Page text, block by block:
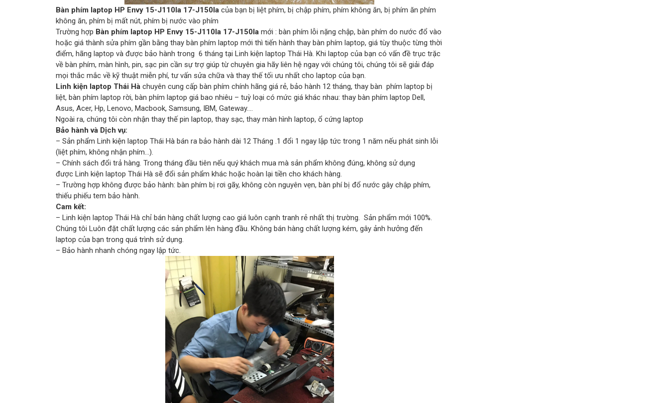
Bàn phím laptop HP Envy 15-J110la 17-J150la của bạn bị liệt phím, bị chập phím, phím không ăn, bị phím ăn phím
không ăn, phím bị mất nút, phím bị nước vào phím
Trường hợp Bàn phím laptop HP Envy 15-J110la 17-J150la mới : bàn phím lỗi nặng chập, bàn phím do nước đổ vào
hoặc giá thành sửa phím gần bằng thay bàn phím laptop mới thì tiến hành thay bàn phím laptop, giá tùy thuộc từng thời
điểm, hãng laptop và được bảo hành trong 6 tháng tại Linh kiện laptop Thái Hà. Khi laptop của bạn có vấn đề trục trặc
về bàn phím, màn hình, pin, sạc pin cần sự trợ giúp từ chuyên gia hãy liên hệ ngay với chúng tôi, chúng tôi sẽ giải đáp
mọi thắc mắc về kỹ thuật miễn phí, tư vấn sửa chữa và thay thế tối ưu nhất cho laptop của bạn.
Linh kiện laptop Thái Hà chuyên cung cấp bàn phím chính hãng giá rẻ, bảo hành 12 tháng, thay bàn phím laptop bị
liệt, bàn phím laptop rời, bàn phím laptop giá bao nhiêu – tuỳ loại có mức giá khác nhau: thay bàn phím laptop Dell,
Asus, Acer, Hp, Lenovo, Macbook, Samsung, IBM, Gateway….
Ngoài ra, chúng tôi còn nhận thay thế pin laptop, thay sạc, thay màn hình laptop, ổ cứng laptop
Bảo hành và Dịch vụ:
– Sản phẩm Linh kiện laptop Thái Hà bán ra bảo hành dài 12 Tháng .1 đổi 1 ngay lập tức trong 1 năm nếu phát sinh lỗi
(liệt phím, không nhận phím…).
– Chính sách đổi trả hàng. Trong tháng đầu tiên nếu quý khách mua mà sản phẩm không đúng, không sử dụng
được Linh kiện laptop Thái Hà sẽ đổi sản phẩm khác hoặc hoàn lại tiền cho khách hàng.
– Trường hợp không được bảo hành: bàn phím bị rơi gãy, không còn nguyên vẹn, bàn phí bị đổ nước gây chập phím,
thiếu phiếu tem bảo hành.
Cam kết:
– Linh kiện laptop Thái Hà chỉ bán hàng chất lượng cao giá luôn cạnh tranh rẻ nhất thị trường. Sản phẩm mới 100%.
Chúng tôi Luôn đặt chất lượng các sản phẩm lên hàng đầu. Không bán hàng chất lượng kém, gây ảnh hưởng đến
laptop của bạn trong quá trình sử dụng.
– Bảo hành nhanh chóng ngay lập tức.